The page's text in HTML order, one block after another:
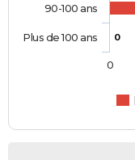
0
90-100 ans
Plus de 100 ans
0